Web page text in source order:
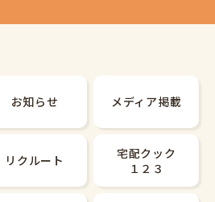
お知らせ メディア掲載
リクルート
宅配クック
１２３